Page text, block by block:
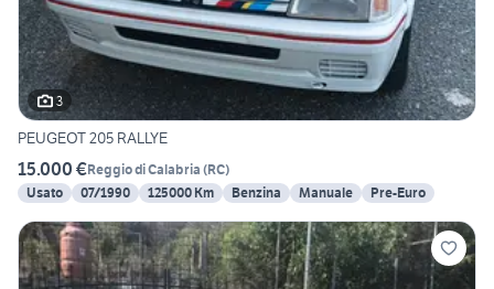
3
PEUGEOT 205 RALLYE
15.000 €Reggio di Calabria (RC)
Usato
07/1990 125000 Km Benzina Manuale Pre-Euro